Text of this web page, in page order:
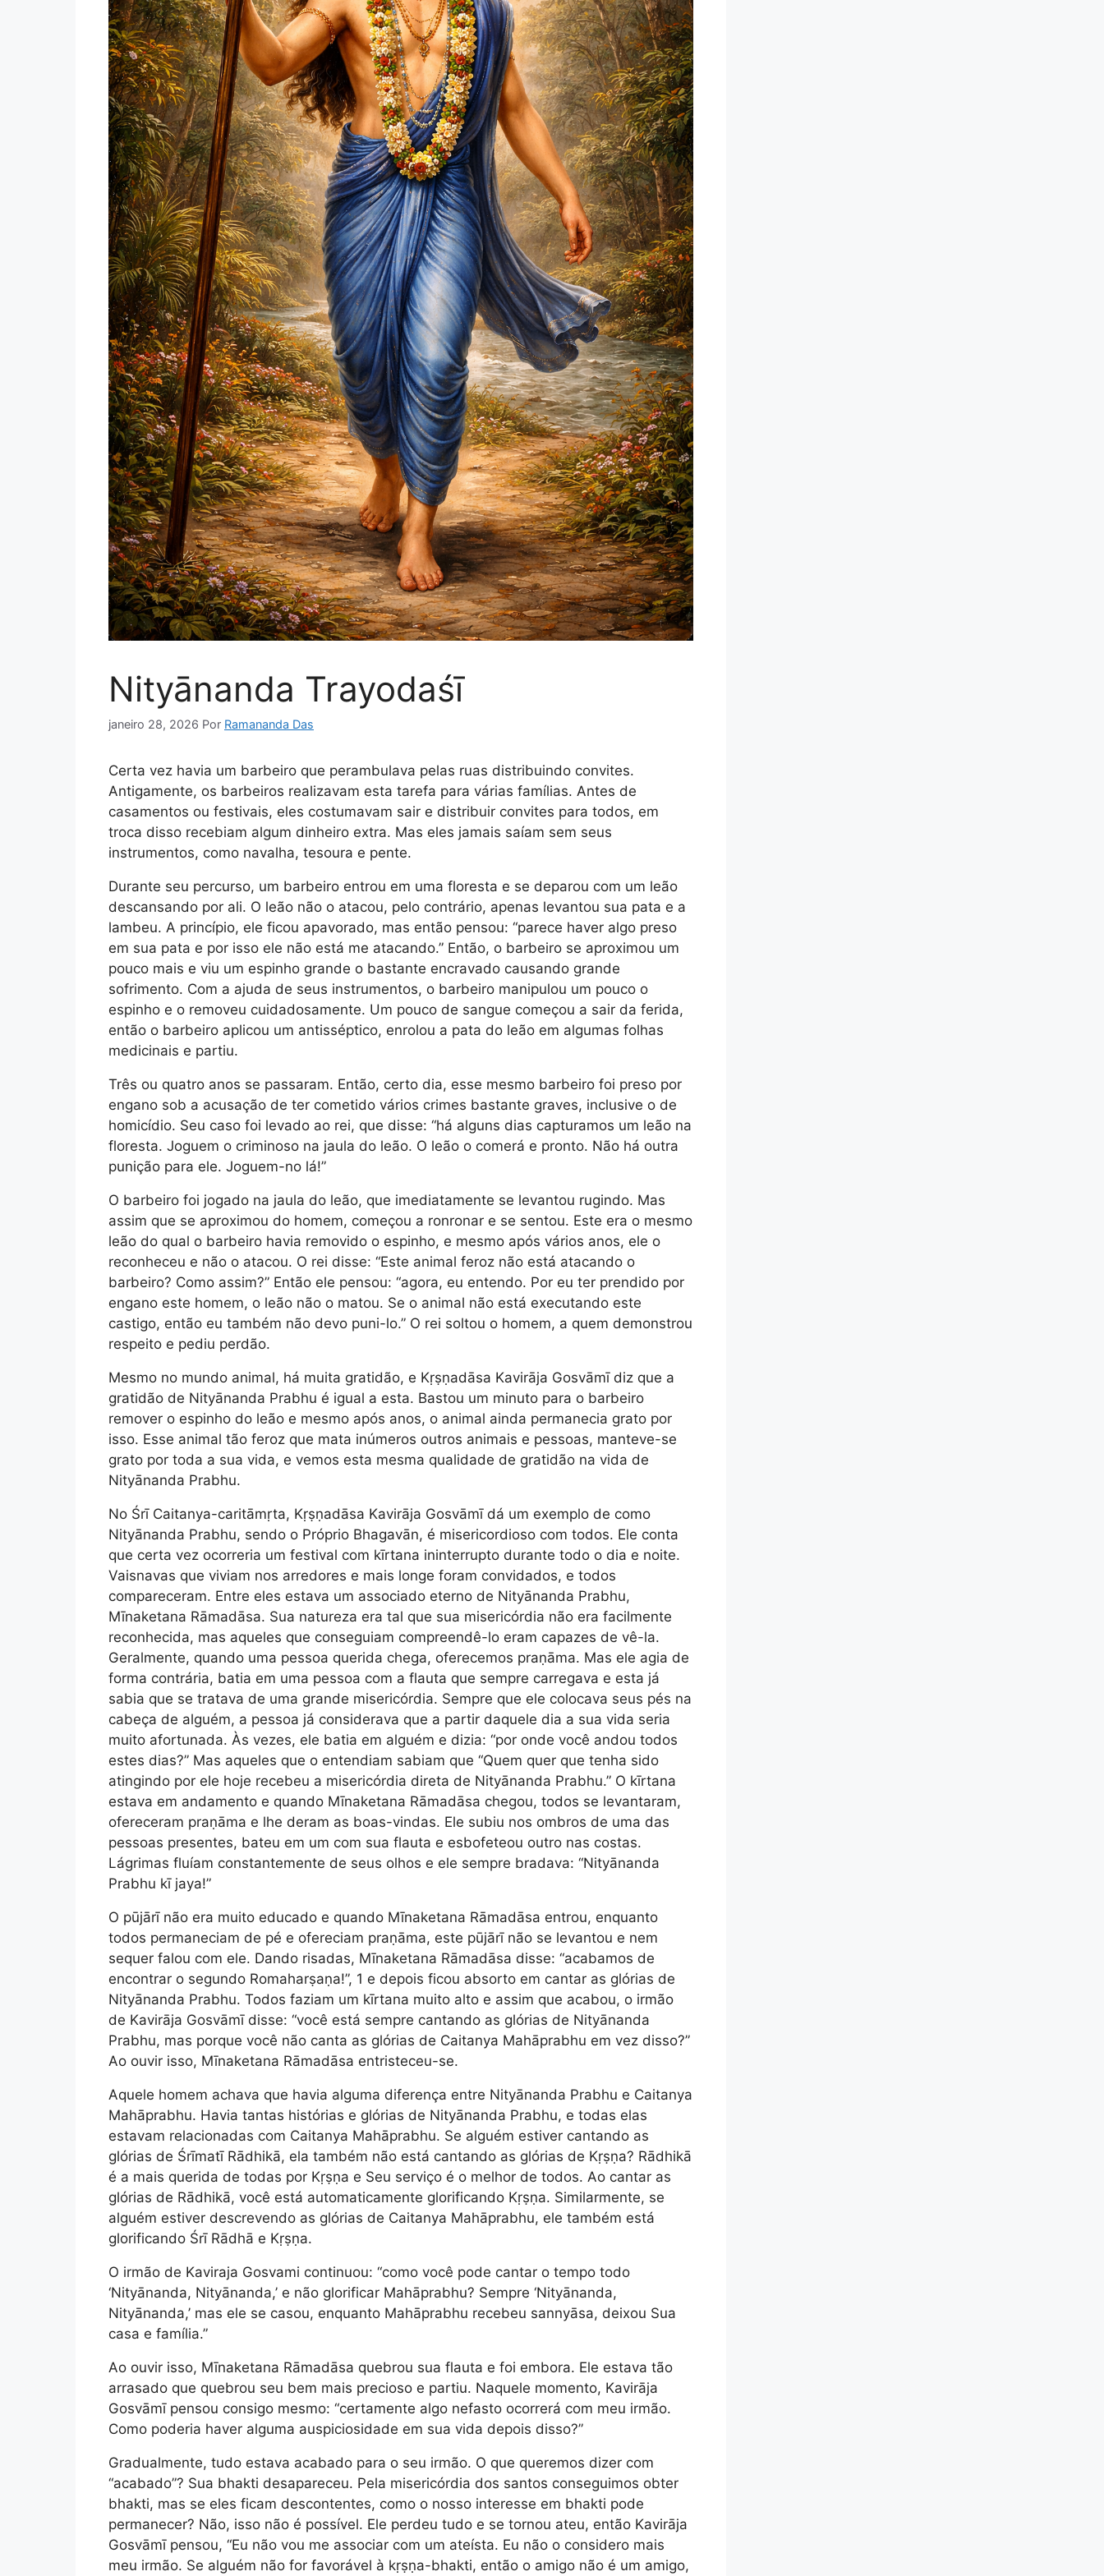
Nityānanda Trayodaśī
janeiro 28, 2026 Por Ramananda Das
Certa vez havia um barbeiro que perambulava pelas ruas distribuindo convites.
Antigamente, os barbeiros realizavam esta tarefa para várias famílias. Antes de
casamentos ou festivais, eles costumavam sair e distribuir convites para todos, em
troca disso recebiam algum dinheiro extra. Mas eles jamais saíam sem seus
instrumentos, como navalha, tesoura e pente.
Durante seu percurso, um barbeiro entrou em uma floresta e se deparou com um leão
descansando por ali. O leão não o atacou, pelo contrário, apenas levantou sua pata e a
lambeu. A princípio, ele ficou apavorado, mas então pensou: “parece haver algo preso
em sua pata e por isso ele não está me atacando.” Então, o barbeiro se aproximou um
pouco mais e viu um espinho grande o bastante encravado causando grande
sofrimento. Com a ajuda de seus instrumentos, o barbeiro manipulou um pouco o
espinho e o removeu cuidadosamente. Um pouco de sangue começou a sair da ferida,
então o barbeiro aplicou um antisséptico, enrolou a pata do leão em algumas folhas
medicinais e partiu.
Três ou quatro anos se passaram. Então, certo dia, esse mesmo barbeiro foi preso por
engano sob a acusação de ter cometido vários crimes bastante graves, inclusive o de
homicídio. Seu caso foi levado ao rei, que disse: “há alguns dias capturamos um leão na
floresta. Joguem o criminoso na jaula do leão. O leão o comerá e pronto. Não há outra
punição para ele. Joguem-no lá!”
O barbeiro foi jogado na jaula do leão, que imediatamente se levantou rugindo. Mas
assim que se aproximou do homem, começou a ronronar e se sentou. Este era o mesmo
leão do qual o barbeiro havia removido o espinho, e mesmo após vários anos, ele o
reconheceu e não o atacou. O rei disse: “Este animal feroz não está atacando o
barbeiro? Como assim?” Então ele pensou: “agora, eu entendo. Por eu ter prendido por
engano este homem, o leão não o matou. Se o animal não está executando este
castigo, então eu também não devo puni-lo.” O rei soltou o homem, a quem demonstrou
respeito e pediu perdão.
Mesmo no mundo animal, há muita gratidão, e Kṛṣṇadāsa Kavirāja Gosvāmī diz que a
gratidão de Nityānanda Prabhu é igual a esta. Bastou um minuto para o barbeiro
remover o espinho do leão e mesmo após anos, o animal ainda permanecia grato por
isso. Esse animal tão feroz que mata inúmeros outros animais e pessoas, manteve-se
grato por toda a sua vida, e vemos esta mesma qualidade de gratidão na vida de
Nityānanda Prabhu.
No Śrī Caitanya-caritāmṛta, Kṛṣṇadāsa Kavirāja Gosvāmī dá um exemplo de como
Nityānanda Prabhu, sendo o Próprio Bhagavān, é misericordioso com todos. Ele conta
que certa vez ocorreria um festival com kīrtana ininterrupto durante todo o dia e noite.
Vaisnavas que viviam nos arredores e mais longe foram convidados, e todos
compareceram. Entre eles estava um associado eterno de Nityānanda Prabhu,
Mīnaketana Rāmadāsa. Sua natureza era tal que sua misericórdia não era facilmente
reconhecida, mas aqueles que conseguiam compreendê-lo eram capazes de vê-la.
Geralmente, quando uma pessoa querida chega, oferecemos praṇāma. Mas ele agia de
forma contrária, batia em uma pessoa com a flauta que sempre carregava e esta já
sabia que se tratava de uma grande misericórdia. Sempre que ele colocava seus pés na
cabeça de alguém, a pessoa já considerava que a partir daquele dia a sua vida seria
muito afortunada. Às vezes, ele batia em alguém e dizia: “por onde você andou todos
estes dias?” Mas aqueles que o entendiam sabiam que “Quem quer que tenha sido
atingindo por ele hoje recebeu a misericórdia direta de Nityānanda Prabhu.” O kīrtana
estava em andamento e quando Mīnaketana Rāmadāsa chegou, todos se levantaram,
ofereceram praṇāma e lhe deram as boas-vindas. Ele subiu nos ombros de uma das
pessoas presentes, bateu em um com sua flauta e esbofeteou outro nas costas.
Lágrimas fluíam constantemente de seus olhos e ele sempre bradava: “Nityānanda
Prabhu kī jaya!”
O pūjārī não era muito educado e quando Mīnaketana Rāmadāsa entrou, enquanto
todos permaneciam de pé e ofereciam praṇāma, este pūjārī não se levantou e nem
sequer falou com ele. Dando risadas, Mīnaketana Rāmadāsa disse: “acabamos de
encontrar o segundo Romaharṣaṇa!”, 1 e depois ficou absorto em cantar as glórias de
Nityānanda Prabhu. Todos faziam um kīrtana muito alto e assim que acabou, o irmão
de Kavirāja Gosvāmī disse: “você está sempre cantando as glórias de Nityānanda
Prabhu, mas porque você não canta as glórias de Caitanya Mahāprabhu em vez disso?”
Ao ouvir isso, Mīnaketana Rāmadāsa entristeceu-se.
Aquele homem achava que havia alguma diferença entre Nityānanda Prabhu e Caitanya
Mahāprabhu. Havia tantas histórias e glórias de Nityānanda Prabhu, e todas elas
estavam relacionadas com Caitanya Mahāprabhu. Se alguém estiver cantando as
glórias de Śrīmatī Rādhikā, ela também não está cantando as glórias de Kṛṣṇa? Rādhikā
é a mais querida de todas por Kṛṣṇa e Seu serviço é o melhor de todos. Ao cantar as
glórias de Rādhikā, você está automaticamente glorificando Kṛṣṇa. Similarmente, se
alguém estiver descrevendo as glórias de Caitanya Mahāprabhu, ele também está
glorificando Śrī Rādhā e Kṛṣṇa.
O irmão de Kaviraja Gosvami continuou: “como você pode cantar o tempo todo
‘Nityānanda, Nityānanda,’ e não glorificar Mahāprabhu? Sempre ‘Nityānanda,
Nityānanda,’ mas ele se casou, enquanto Mahāprabhu recebeu sannyāsa, deixou Sua
casa e família.”
Ao ouvir isso, Mīnaketana Rāmadāsa quebrou sua flauta e foi embora. Ele estava tão
arrasado que quebrou seu bem mais precioso e partiu. Naquele momento, Kavirāja
Gosvāmī pensou consigo mesmo: “certamente algo nefasto ocorrerá com meu irmão.
Como poderia haver alguma auspiciosidade em sua vida depois disso?”
Gradualmente, tudo estava acabado para o seu irmão. O que queremos dizer com
“acabado”? Sua bhakti desapareceu. Pela misericórdia dos santos conseguimos obter
bhakti, mas se eles ficam descontentes, como o nosso interesse em bhakti pode
permanecer? Não, isso não é possível. Ele perdeu tudo e se tornou ateu, então Kavirāja
Gosvāmī pensou, “Eu não vou me associar com um ateísta. Eu não o considero mais
meu irmão. Se alguém não for favorável à kṛṣṇa-bhakti, então o amigo não é um amigo,